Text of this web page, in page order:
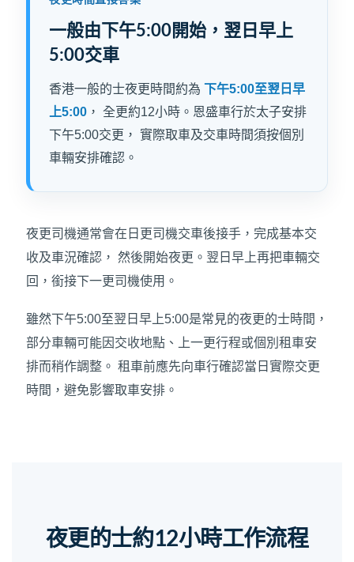
一般由下午5:00開始，翌日早上
5:00交車
香港一般的士夜更時間約為 下午5:00至翌日早
上5:00 ， 全更約12小時。恩盛車行於太子安排
下午5:00交更， 實際取車及交車時間須按個別
車輛安排確認。
夜更司機通常會在日更司機交車後接手，完成基本交
收及車況確認， 然後開始夜更。翌日早上再把車輛交
回，銜接下一更司機使用。
雖然下午5:00至翌日早上5:00是常見的夜更的士時間，
部分車輛可能因交收地點、上一更行程或個別租車安
排而稍作調整。 租車前應先向車行確認當日實際交更
時間，避免影響取車安排。
夜更的士約12小時工作流程